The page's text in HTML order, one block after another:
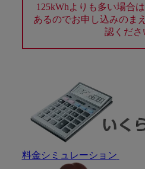
125kWhよりも多い場合
あるのでお申し込みのま
認くださ
料金シミュレーション